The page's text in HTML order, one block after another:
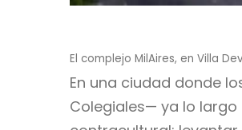
El complejo MilAires, en Villa
En una ciudad donde
Colegiales— ya lo